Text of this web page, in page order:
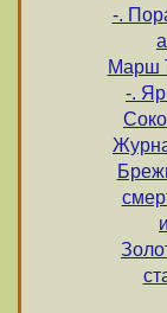
-.
Марш
-.